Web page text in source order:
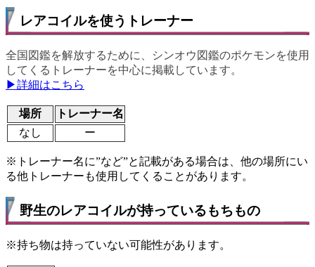
レアコイルを使うトレーナー
全国図鑑を解放するために、シンオウ図鑑のポケモンを使用
してくるトレーナーを中心に掲載しています。
▶詳細はこちら
場所
トレーナー名
なし
ー
※トレーナー名に”など”と記載がある場合は、他の場所にい
る他トレーナーも使用してくることがあります。
野生のレアコイルが持っているもちもの
※持ち物は持っていない可能性があります。